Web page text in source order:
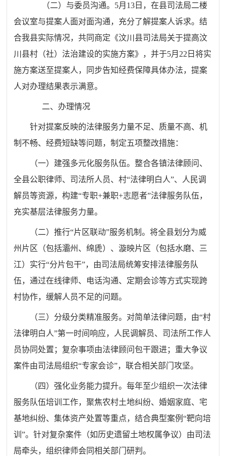
（二）与委员沟通。5月13日，在县司法局二楼
会议室与提案人面对面沟通，充分了解提案人诉求。结
合我县实际情况，共同商定《汶川县司法局关于提高汶
川县村（社）法治建设的实施方案》，并于5月22日将实
施方案送至提案人，同步告知经费保障具体办法，提案
人对办理结果表示满意。
二、办理情况
针对提案反映的法律服务力量不足、质量不高、机
制不畅、经费短缺等问题，制定五项整改措施：
（一）建强多元化服务队伍。整合各镇法律顾问、
全县公职律师、司法所人员、村“法律明白人”、人民调
解员等资源，构建“专职+兼职+志愿者”法律服务队伍，
充实基层法律服务力量。
（二）推行“片区联动”服务机制。将全县划分为威
州片区（包括灞州、绵虒）、漩映片区（包括水磨、三
江）实行“分片包干”，由司法局统筹安排法律服务队
伍，通过在线律师、电话沟通、定期会诊等方式实现跨
村协作，缓解人员不足的问题。
（三）分级分类精准服务。对简单法律问题，由“村
法律明白人”第一时间响应，人民调解员、司法所工作人
员协同处置；复杂事项由法律顾问包干跟进；重大争议
案件由司法局组织“专家会诊”，联合相关部门攻坚。
（四）强化业务能力提升。每年至少组织一次法律
服务队伍培训工作，聚焦农村土地纠纷、婚姻家庭、宅
基地纠纷、集体资产处置等重点，结合典型案例“靶向培
训”。针对复杂案件（如历史遗留土地权属争议）由司法
局牵头，组织律师会同相关部门研判。